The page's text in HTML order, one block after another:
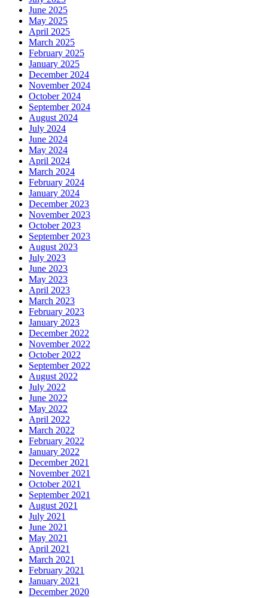
June 2025
May 2025
April 2025
March 2025
February 2025
January 2025
December 2024
November 2024
October 2024
September 2024
August 2024
July 2024
June 2024
May 2024
April 2024
March 2024
February 2024
January 2024
December 2023
November 2023
October 2023
September 2023
August 2023
July 2023
June 2023
May 2023
April 2023
March 2023
February 2023
January 2023
December 2022
November 2022
October 2022
September 2022
August 2022
July 2022
June 2022
May 2022
April 2022
March 2022
February 2022
January 2022
December 2021
November 2021
October 2021
September 2021
August 2021
July 2021
June 2021
May 2021
April 2021
March 2021
February 2021
January 2021
December 2020